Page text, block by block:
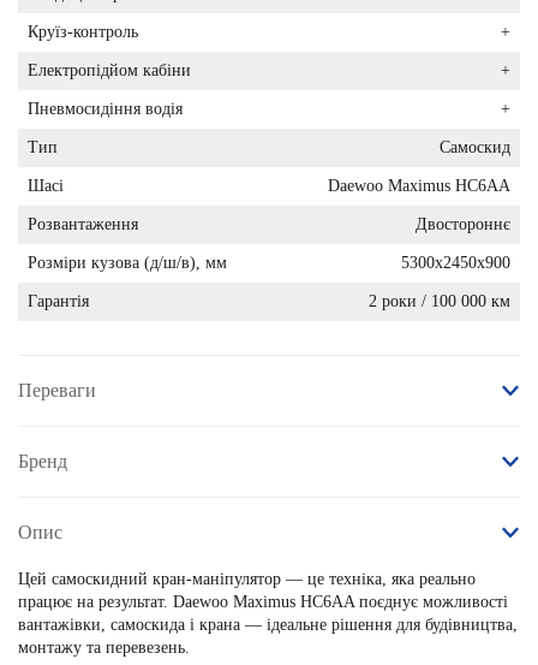
Круїз-контроль +
Електропідйом кабіни +
Пневмосидіння водія +
Тип Самоскид
Шасі Daewoo Maximus HC6AA
Розвантаження Двостороннє
Розміри кузова (д/ш/в), мм 5300х2450х900
Гарантія 2 роки / 100 000 км
Переваги
Бренд
Опис
Цей самоскидний кран-маніпулятор — це техніка, яка реально
працює на результат. Daewoo Maximus HC6AA поєднує можливості
вантажівки, самоскида і крана — ідеальне рішення для будівництва,
монтажу та перевезень.